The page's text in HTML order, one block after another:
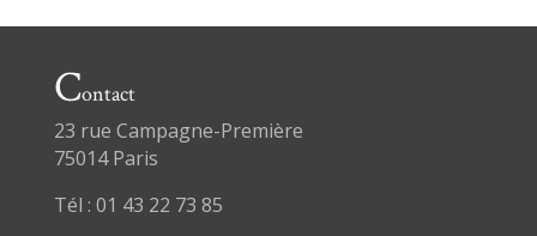
Contact
23 rue Campagne-Première
75014 Paris
Tél : 01 43 22 73 85